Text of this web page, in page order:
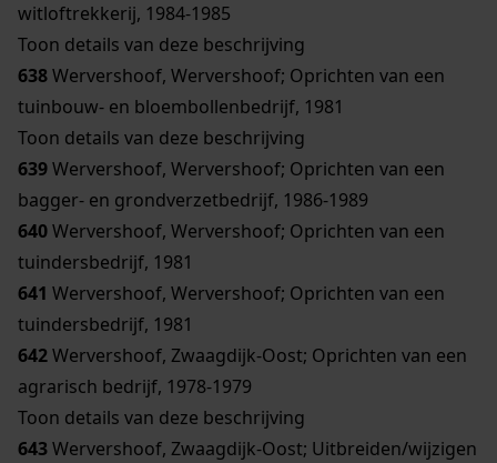
witloftrekkerij, 1984-1985
Toon details van deze beschrijving
638Wervershoof, Wervershoof; Oprichten van een
tuinbouw- en bloembollenbedrijf, 1981
Toon details van deze beschrijving
639Wervershoof, Wervershoof; Oprichten van een
bagger- en grondverzetbedrijf, 1986-1989
640Wervershoof, Wervershoof; Oprichten van een
tuindersbedrijf, 1981
641 Wervershoof, Wervershoof; Oprichten van een
tuindersbedrijf, 1981
642Wervershoof, Zwaagdijk-Oost; Oprichten van een
agrarisch bedrijf, 1978-1979
Toon details van deze beschrijving
643Wervershoof, Zwaagdijk-Oost; Uitbreiden/wijzigen